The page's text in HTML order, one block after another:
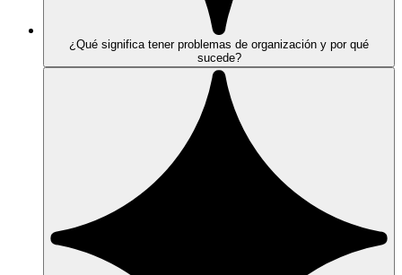
¿Qué significa tener problemas de organización y por qué
sucede?